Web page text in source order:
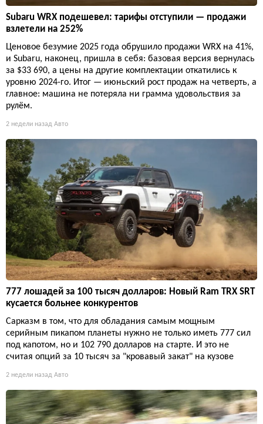
Subaru WRX подешевел: тарифы отступили — продажи
взлетели на 252%
Ценовое безумие 2025 года обрушило продажи WRX на 41%,
и Subaru, наконец, пришла в себя: базовая версия вернулась
за $33 690, а цены на другие комплектации откатились к
уровню 2024-го. Итог — июньский рост продаж на четверть, а
главное: машина не потеряла ни грамма удовольствия за
рулём.
2 недели назад Авто
777 лошадей за 100 тысяч долларов: Новый Ram TRX SRT
кусается больнее конкурентов
Сарказм в том, что для обладания самым мощным
серийным пикапом планеты нужно не только иметь 777 сил
под капотом, но и 102 790 долларов на старте. И это не
считая опций за 10 тысяч за "кровавый закат" на кузове
2 недели назад Авто